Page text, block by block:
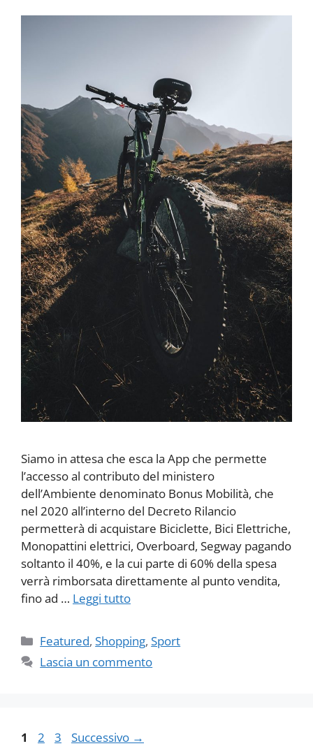
Siamo in attesa che esca la App che permette
l’accesso al contributo del ministero
dell’Ambiente denominato Bonus Mobilità, che
nel 2020 all’interno del Decreto Rilancio
permetterà di acquistare Biciclette, Bici Elettriche,
Monopattini elettrici, Overboard, Segway pagando
soltanto il 40%, e la cui parte di 60% della spesa
verrà rimborsata direttamente al punto vendita,
fino ad … Leggi tutto
Categorie
Featured,Shopping,Sport
Lascia un commento
Pagina
1 Pagina
2 Pagina
3 Successivo →